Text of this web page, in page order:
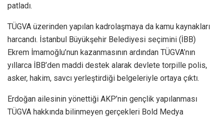
patladı.
TÜGVA üzerinden yapılan kadrolaşmaya da kamu kaynakları
harcandı. İstanbul Büyükşehir Belediyesi seçimini (İBB)
Ekrem İmamoğlu’nun kazanmasının ardından TÜGVA’nın
yıllarca İBB’den maddi destek alarak devlete torpille polis,
asker, hakim, savcı yerleştirdiği belgeleriyle ortaya çıktı.
Erdoğan ailesinin yönettiği AKP’nin gençlik yapılanması
TÜGVA hakkında bilinmeyen gerçekleri Bold Medya